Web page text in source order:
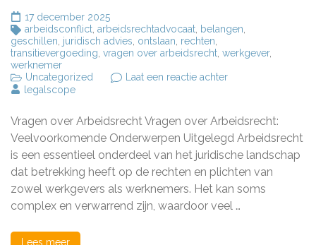
17 december 2025
arbeidsconflict arbeidsrechtadvocaat belangen
geschillen juridisch advies ontslaan rechten
transitievergoeding vragen over arbeidsrecht werkgever,
werknemer
Uncategorized
Laat een reactie achterop
Arbeidsrecht:
Een
Gids
voor
Werknemers
legalscope
Vragen over Arbeidsrecht Vragen over Arbeidsrecht:
Veelvoorkomende Onderwerpen Uitgelegd Arbeidsrecht
is een essentieel onderdeel van het juridische landschap
dat betrekking heeft op de rechten en plichten van
zowel werkgevers als werknemers. Het kan soms
complex en verwarrend zijn, waardoor veel …
Lees meer